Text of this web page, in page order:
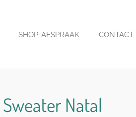
SHOP-AFSPRAAK CONTACT
Natal